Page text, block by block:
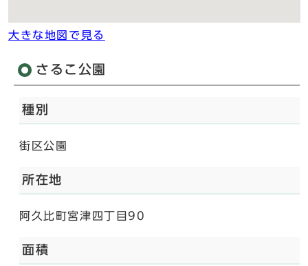
大きな地図で見る
さるこ公園
種別
街区公園
所在地
阿久比町宮津四丁目90
面積